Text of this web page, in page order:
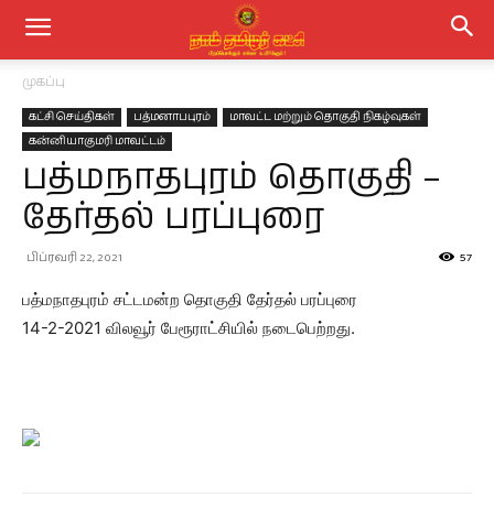
முகப்பு
கட்சி செய்திகள் பத்மனாபபுரம்
மாவட்ட மற்றும் தொகுதி நிகழ்வுகள்
கன்னியாகுமரி மாவட்டம்
பத்மநாதபுரம் தொகுதி –
தேர்தல் பரப்புரை
பிப்ரவரி 22, 2021 57
பத்மநாதபுரம் சட்டமன்ற தொகுதி தேர்தல் பரப்புரை
14-2-2021 விலவூர் பேரூராட்சியில் நடைபெற்றது.